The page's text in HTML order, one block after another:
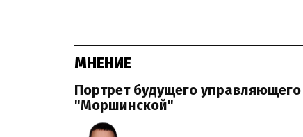
МНЕНИЕ
Портрет будущего управляющего
"Моршинской"